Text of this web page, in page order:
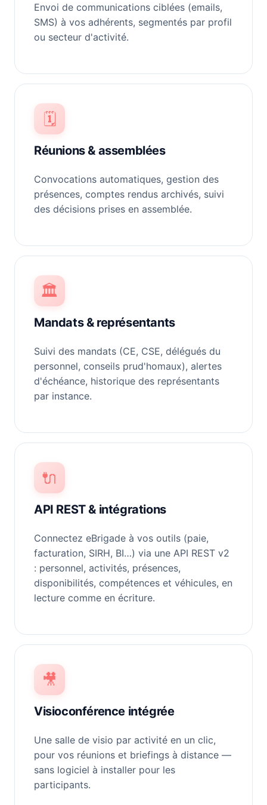
Envoi de communications ciblées (emails,
SMS) à vos adhérents, segmentés par profil
ou secteur d'activité.
🗓️
Réunions & assemblées
Convocations automatiques, gestion des
présences, comptes rendus archivés, suivi
des décisions prises en assemblée.
🏛️
Mandats & représentants
Suivi des mandats (CE, CSE, délégués du
personnel, conseils prud'homaux), alertes
d'échéance, historique des représentants
par instance.
🔌
API REST & intégrations
Connectez eBrigade à vos outils (paie,
facturation, SIRH, BI…) via une API REST v2
: personnel, activités, présences,
disponibilités, compétences et véhicules, en
lecture comme en écriture.
🎥
Visioconférence intégrée
Une salle de visio par activité en un clic,
pour vos réunions et briefings à distance —
sans logiciel à installer pour les
participants.